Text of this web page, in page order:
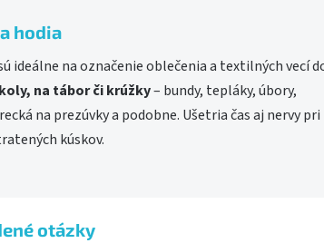
hodia
ideálne na označenie oblečenia a textilných vecí
na tábor či krúžky– bundy, tepláky, úbory,
na prezúvky a podobne. Ušetria čas aj nervy pri
kúskov.
otázky